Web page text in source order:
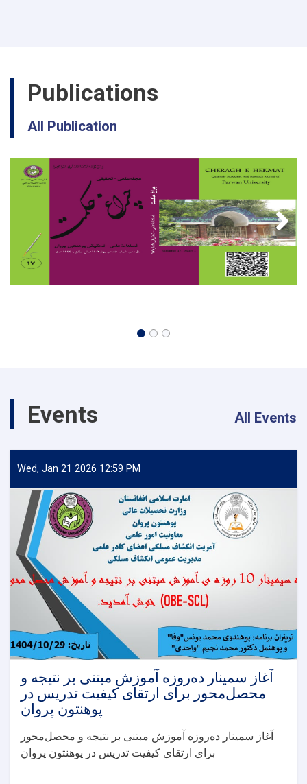
تعلیم
و
خویش
1400
به
بست
کادری
جدید
دارد
Publications
All Publication
Events All Events
Wed, Jan 21 2026 12:59 PM
آغاز سمینار ده‌روزه آموزش مبتنی بر نتیجه و
محصل‌محور برای ارتقای کیفیت تدریس در
پوهنتون پروان
آغاز سمینار ده‌روزه آموزش مبتنی بر نتیجه و محصل‌محور
برای ارتقای کیفیت تدریس در پوهنتون پروان